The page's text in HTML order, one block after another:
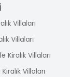
Villaları
Villaları
Kiralık Villaları
Villaları